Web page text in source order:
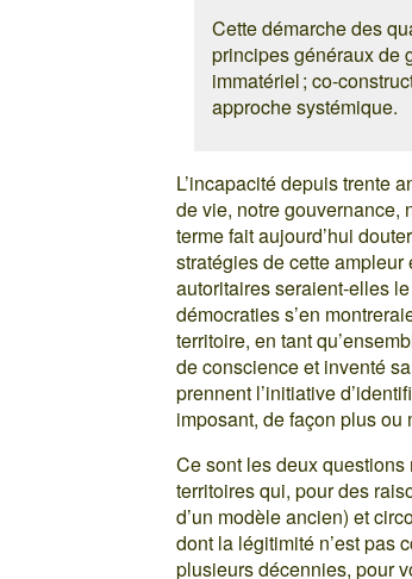
Cette démarche des
principes généraux de
immatériel ; co-
approche systémique.
L’incapacité depuis trente
de vie, notre gouvernance,
terme fait aujourd’hui
stratégies de cette ampleur
autoritaires seraient-elles
démocraties s’en
territoire, en tant
de conscience et inventé
prennent l’initiative
imposant, de façon plus ou
Ce sont les deux
territoires qui, pour des
d’un modèle ancien) et
dont la légitimité n’est pas
plusieurs décennies, pour